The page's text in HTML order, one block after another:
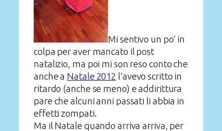
Mi sentivo un po’ in
colpa per aver mancato il post
natalizio, ma poi mi son reso conto che
anche a Natale 2012 l’avevo scritto in
ritardo (anche se meno) e addirittura
pare che alcuni anni passati li abbia in
effetti zompati.
Ma il Natale quando arriva arriva, per